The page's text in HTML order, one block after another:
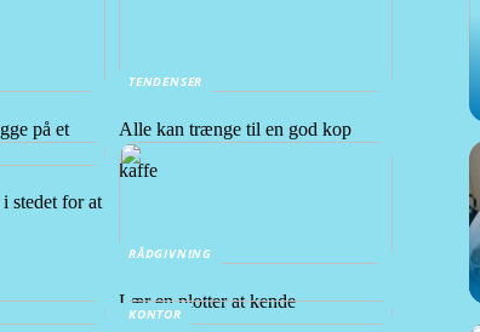
på et
TENDENSER
Alle kan trænge til en god kop
kaffe
stedet for at
RÅDGIVNING
Lær en plotter at kende
KONTOR